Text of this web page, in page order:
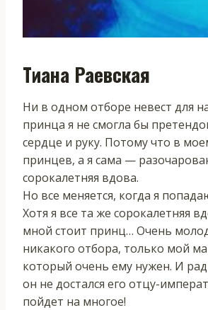
Тиана Раевская
Ни в одном отборе невест для
принца я не смогла бы
сердце и руку. Потому что в
принцев, а я сама —
сорокалетняя вдова.
Но все меняется, когда я
Хотя я все та же сорокалетняя
мной стоит принц… Очень
никакого отбора, только мой
который очень ему нужен. И
он не достался его отцу-
пойдет на многое!